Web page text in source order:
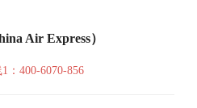
Air Express）
：400-6070-856